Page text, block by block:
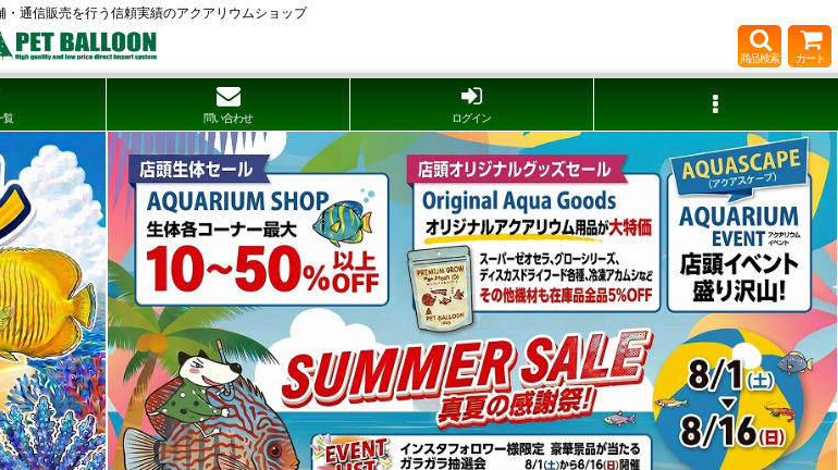
・通信販売を行う信頼実績のアクアリウムショップ
商品検索 カート
覧 問い合わせ ログイン